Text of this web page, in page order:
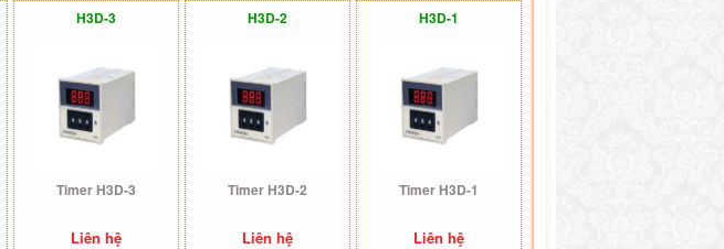
H3D-3
Timer H3D-3
Liên hệ
H3D-2
Timer H3D-2
Liên hệ
H3D-1
Timer H3D-1
Liên hệ